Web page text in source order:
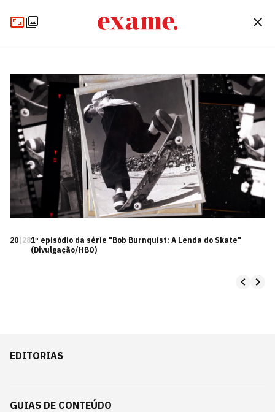
20| 281º episódio da série "Bob Burnquist: A Lenda do Skate"
(Divulgação/HBO)
EDITORIAS
GUIAS DE CONTEÚDO